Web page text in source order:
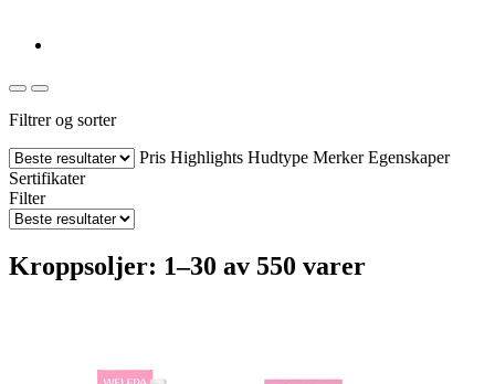
Filtrer og sorter
Pris Highlights Hudtype Merker Egenskaper
Sertifikater
Filter
Kroppsoljer: 1–30 av 550 varer